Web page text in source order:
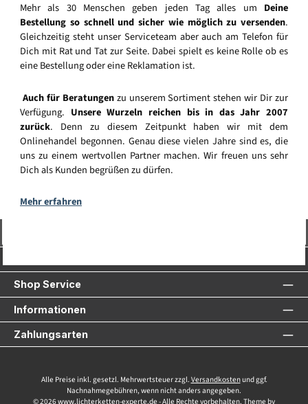
Mehr als 30 Menschen geben jeden Tag alles um Deine
Bestellung so schnell und sicher wie möglich zu versenden.
Gleichzeitig steht unser Serviceteam aber auch am Telefon für
Dich mit Rat und Tat zur Seite. Dabei spielt es keine Rolle ob es
eine Bestellung oder eine Reklamation ist.
Auch für Beratungenzu unserem Sortiment stehen wir Dir zur
Verfügung. Unsere Wurzeln reichen bis in das Jahr 2007
zurück. Denn zu diesem Zeitpunkt haben wir mit dem
Onlinehandel begonnen. Genau diese vielen Jahre sind es, die
uns zu einem wertvollen Partner machen. Wir freuen uns sehr
Dich als Kunden begrüßen zu dürfen.
Mehr erfahren
Shop Service
Informationen
Zahlungsarten
Alle Preise inkl. gesetzl. Mehrwertsteuer zzgl. Versandkostenund ggf.
Nachnahmegebühren, wenn nicht anders angegeben.
© 2026 www.lichterketten-experte.de - Alle Rechte vorbehalten. Theme by